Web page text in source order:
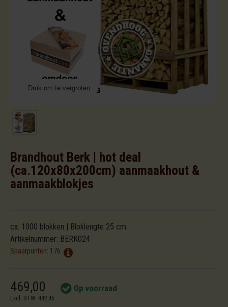
Druk om te vergroten
Brandhout Berk | hot deal
(ca.120x80x200cm) aanmaakhout &
aanmaakblokjes
ca. 1000 blokken | Bloklengte 25 cm.
Artikelnummer: BERK024
Spaarpunten: 176
469,00 Op voorraad
Excl. BTW: 442,45